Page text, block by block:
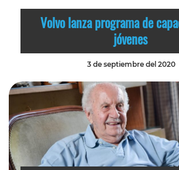
Volvo lanza programa de
jóvenes
3 de septiembre del 2020